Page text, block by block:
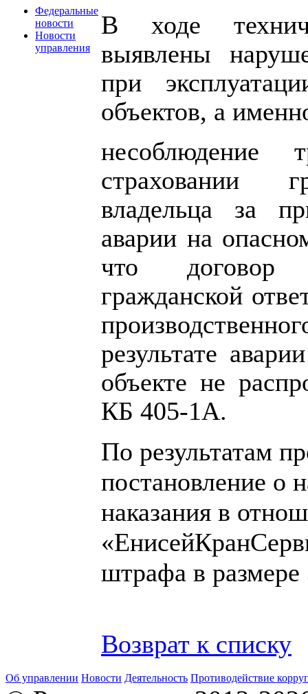
Федеральные
новости
Новости
управления
В ходе
выявлены
при
объектов, а
несоблюдение
страховании
владельца за
аварии на
что договор
гражданской
результате
объекте не
КБ 405-1А.
По результатам
постановление о
наказания в
штрафа в
Возврат к списку
Об управлении Новости Деятельность Противодействие